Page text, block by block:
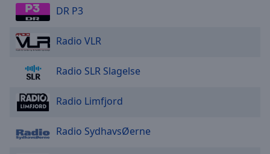
DR P3
Radio VLR
Radio SLR Slagelse
Radio Limfjord
Radio SydhavsØerne